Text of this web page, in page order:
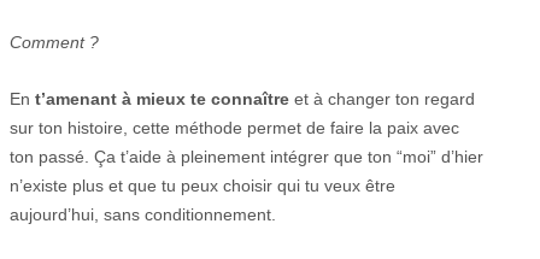
Comment ?
En t’amenant à mieux te connaître et à changer ton regard
sur ton histoire, cette méthode permet de faire la paix avec
ton passé. Ça t’aide à pleinement intégrer que ton “moi” d’hier
n’existe plus et que tu peux choisir qui tu veux être
aujourd’hui, sans conditionnement.